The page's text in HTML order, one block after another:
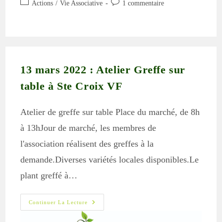
Actions / Vie Associative
Commentaires
1 commentaire
13 mars 2022 : Atelier Greffe sur
table à Ste Croix VF
Atelier de greffe sur table Place du marché, de 8h
à 13hJour de marché, les membres de
l'association réalisent des greffes à la
demande.Diverses variétés locales disponibles.Le
plant greffé à…
Continuer La Lecture
13
Mars
2022